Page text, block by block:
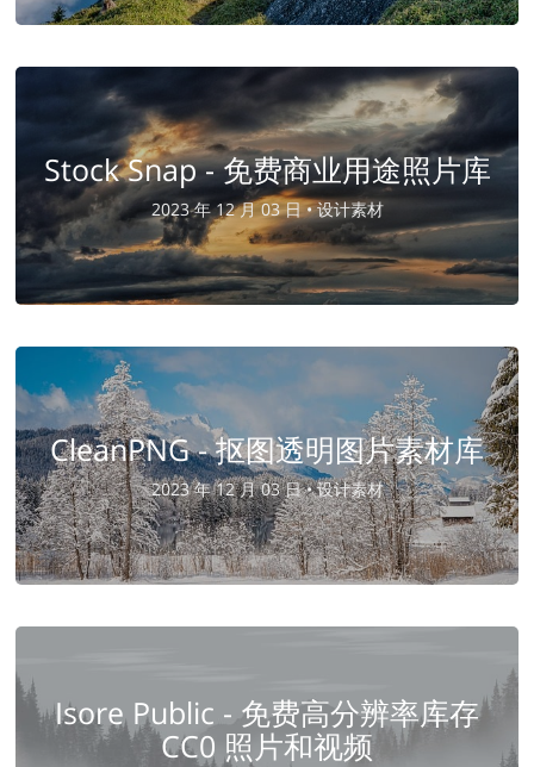
Stock Snap - 免费商业用途照片库
2023 年 12 月 03 日 •设计素材
CleanPNG - 抠图透明图片素材库
2023 年 12 月 03 日 •设计素材
Isore Public - 免费高分辨率库存
CC0 照片和视频